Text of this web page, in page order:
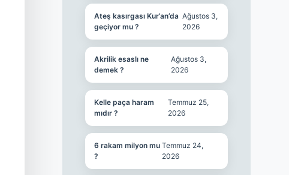
Ateş kasırgası Kur’an’da
geçiyor mu ?
Ağustos 3,
2026
Akrilik esaslı ne
demek ?
Ağustos 3,
2026
Kelle paça haram
mıdır ?
Temmuz 25,
2026
6 rakam milyon mu
?
Temmuz 24,
2026